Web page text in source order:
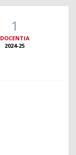
1
DOCENTIA
2024-25